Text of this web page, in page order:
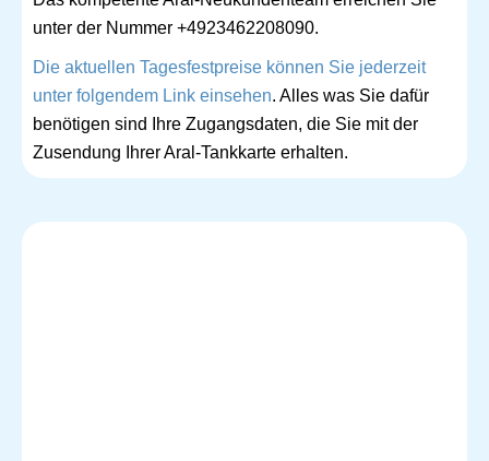
unter der Nummer +4923462208090.
Die aktuellen Tagesfestpreise können Sie jederzeit
unter folgendem Link einsehen. Alles was Sie dafür
benötigen sind Ihre Zugangsdaten, die Sie mit der
Zusendung Ihrer Aral-Tankkarte erhalten.